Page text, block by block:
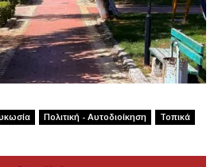
Πολιτική - Αυτοδιοίκηση
Τοπικά